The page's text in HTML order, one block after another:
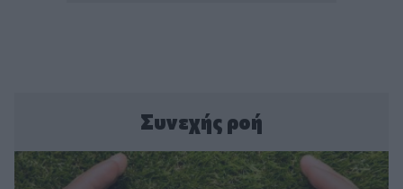
Συνεχής ροή